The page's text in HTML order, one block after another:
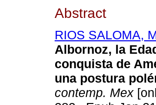
Abstract
RIOS SALOMA,
Albornoz, la
conquista de
una postura
contemp. Mex